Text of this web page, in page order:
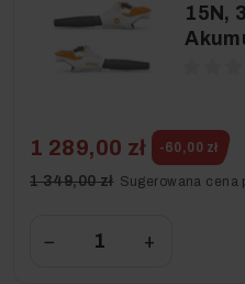
15N,
1 289,00 zł -60,00 zł
1 349,00 zł Sugerowana cena
− +